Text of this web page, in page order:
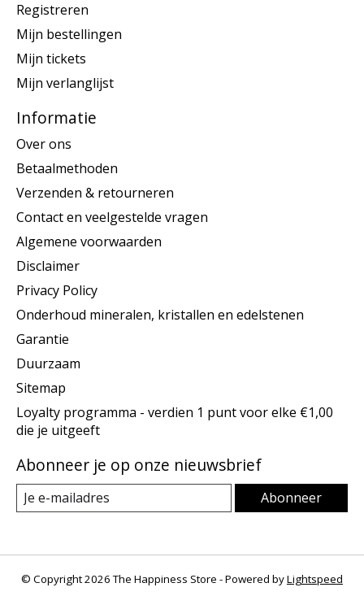
Registreren
Mijn bestellingen
Mijn tickets
Mijn verlanglijst
Informatie
Over ons
Betaalmethoden
Verzenden & retourneren
Contact en veelgestelde vragen
Algemene voorwaarden
Disclaimer
Privacy Policy
Onderhoud mineralen, kristallen en edelstenen
Garantie
Duurzaam
Sitemap
Loyalty programma - verdien 1 punt voor elke €1,00
die je uitgeeft
Abonneer je op onze nieuwsbrief
Abonneer
© Copyright 2026 The Happiness Store - Powered byLightspeed